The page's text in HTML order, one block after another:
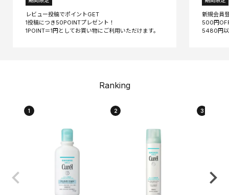
レビュー投稿でポイントGET
1投稿につき50POINTプレゼント！
新規会員
500円
Ranking
1 2 3